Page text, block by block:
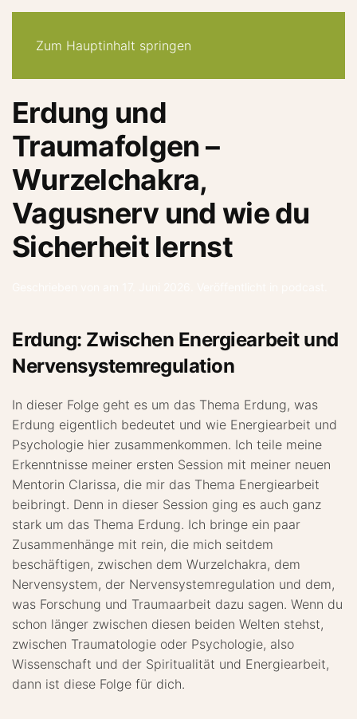
Zum Hauptinhalt springen
Erdung und
Traumafolgen –
Wurzelchakra,
Vagusnerv und wie du
Sicherheit lernst
Erdung: Zwischen Energiearbeit und
Nervensystemregulation
In dieser Folge geht es um das Thema Erdung, was
Erdung eigentlich bedeutet und wie Energiearbeit und
Psychologie hier zusammenkommen. Ich teile meine
Erkenntnisse meiner ersten Session mit meiner neuen
Mentorin Clarissa, die mir das Thema Energiearbeit
beibringt. Denn in dieser Session ging es auch ganz
stark um das Thema Erdung. Ich bringe ein paar
Zusammenhänge mit rein, die mich seitdem
beschäftigen, zwischen dem Wurzelchakra, dem
Nervensystem, der Nervensystemregulation und dem,
was Forschung und Traumaarbeit dazu sagen. Wenn du
schon länger zwischen diesen beiden Welten stehst,
zwischen Traumatologie oder Psychologie, also
Wissenschaft und der Spiritualität und Energiearbeit,
dann ist diese Folge für dich.